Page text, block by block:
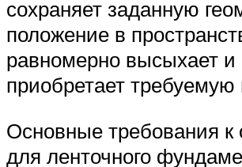
сохраняет заданную
положение в
равномерно высыхает и
приобретает требуемую
Основные требования к
для ленточного